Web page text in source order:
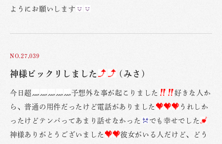
ようにお願いします
NO.27,039
神様ビックリしました (みさ)
今日超 予想外な事が起こりました
好きな人か
ら、普通の用件だったけど電話がありました
うれしか
ったけどテンパってあまり話せなかった
でも幸せでした
神様ありがとうございました
彼女がいる人だけど、どう